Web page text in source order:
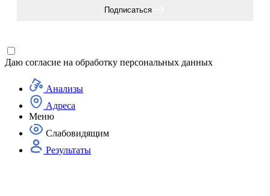
Подписаться
Даю согласие на обработку персональных данных
Анализы
Адреса
Меню
Слабовидящим
Результаты